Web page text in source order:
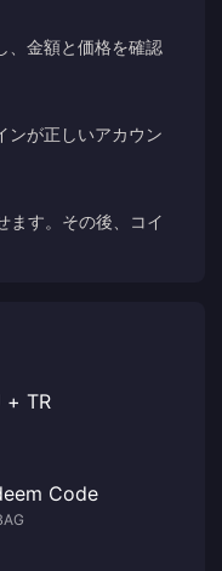
、金額と価格を確認
ンが正しいアカウン
ます。その後、コイ
+ TR
Code